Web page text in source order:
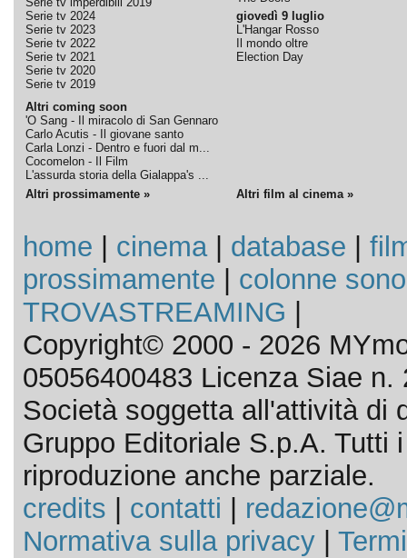
Serie tv 2024
Serie tv 2023
Serie tv 2022
Serie tv 2021
Serie tv 2020
Serie tv 2019
Altri coming soon
'O Sang - Il miracolo di San Gennaro
Carlo Acutis - Il giovane santo
Carla Lonzi - Dentro e fuori dal m...
Cocomelon - Il Film
L'assurda storia della Gialappa's ...
giovedì 9 luglio
L'Hangar Rosso
Il mondo oltre
Election Day
Altri prossimamente » Altri film al cinema »
home cinema| database
prossimamente
colonne
TROVASTREAMING
Copyright© 2000 - 2026
05056400483 Licenza Siae n.
Società soggetta all'attività di
Gruppo Editoriale S.p.A. Tutti
riproduzione anche parziale.
credits
contatti
Normativa sulla privacy|